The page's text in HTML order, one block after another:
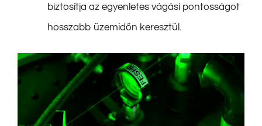
biztosítja az egyenletes vágási pontosságot
hosszabb üzemidőn keresztül.